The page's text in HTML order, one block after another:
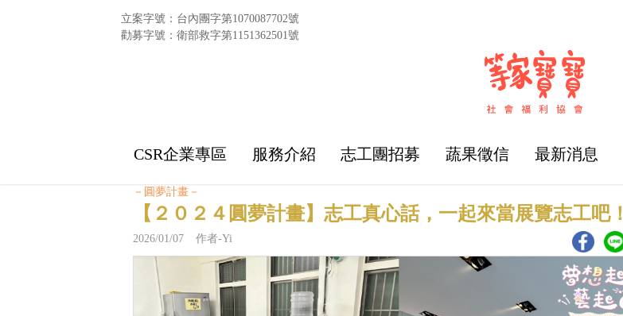
立案字號：台內團字第1070087702號
勸募字號：衛部救字第1151362501號
CSR企業專區 服務介紹 志工團招募 蔬果徵信 最新消息
－圓夢計畫－
【２０２４圓夢計畫】志工真心話，一起來當展覽志工吧！
2026/01/07 作者-Yi